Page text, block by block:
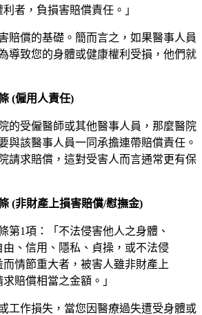
者，負損害賠償責任。」
賠償的基礎。簡而言之，如果醫事人員
導致您的身體或健康權利受損，他們就
(僱用人責任)
的受僱醫師或其他醫事人員，那麼醫院
與該醫事人員一同承擔連帶賠償責任。
請求賠償，這對受害人而言通常更有保
(非財產上損害賠償/慰撫金)
第1項：「不法侵害他人之身體、
、信用、隱私、貞操，或不法侵
情節重大者，被害人雖非財產上
賠償相當之金額。」
工作損失，當您因醫療過失遭受身體或